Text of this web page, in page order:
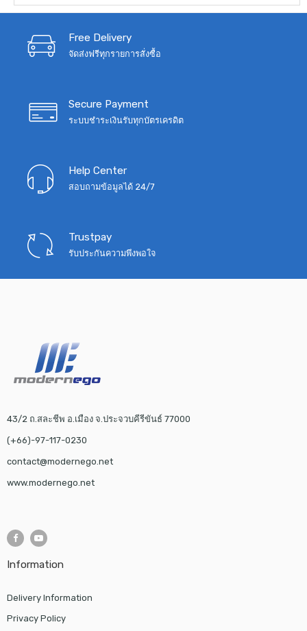
was:
is:
Free Delivery
จัดส่งฟรีทุกรายการสั่งซื้อ
Secure Payment
ระบบชำระเงินรับทุกบัตรเครดิต
Help Center
สอบถามข้อมูลได้ 24/7
Trustpay
รับประกันความพึงพอใจ
43/2 ถ.สละชีพ อ.เมือง จ.ประจวบคีรีขันธ์ 77000
(+66)-97-117-0230
contact@modernego.net
www.modernego.net
Information
Delivery Information
Privacy Policy